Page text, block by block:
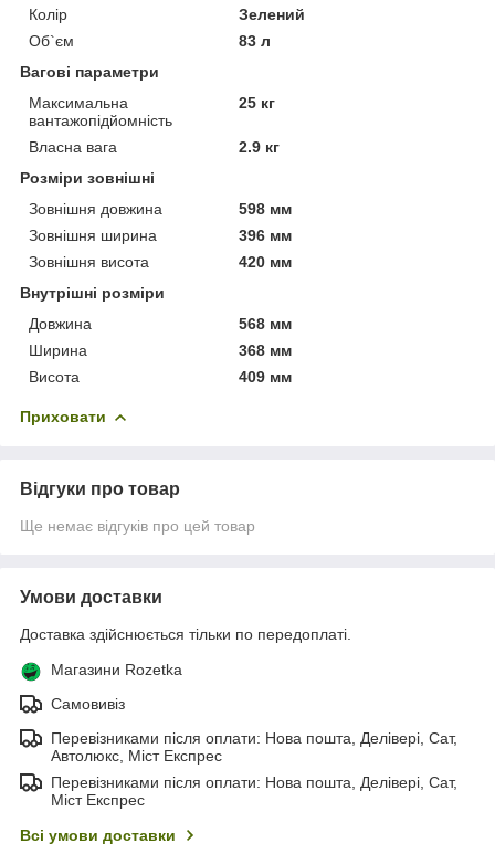
Колір
Зелений
Об`єм
83 л
Вагові параметри
Максимальна
вантажопідйомність
25 кг
Власна вага
2.9 кг
Розміри зовнішні
Зовнішня довжина
598 мм
Зовнішня ширина
396 мм
Зовнішня висота
420 мм
Внутрішні розміри
Довжина
568 мм
Ширина
368 мм
Висота
409 мм
Приховати
Відгуки про товар
Ще немає відгуків про цей товар
Умови доставки
Доставка здійснюється тільки по передоплаті.
Магазини Rozetka
Самовивіз
Перевізниками після оплати: Нова пошта, Делівері, Сат,
Автолюкс, Міст Експрес
Перевізниками після оплати: Нова пошта, Делівері, Сат,
Міст Експрес
Всі умови доставки